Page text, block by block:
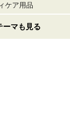
ケア用品
ーマも見る